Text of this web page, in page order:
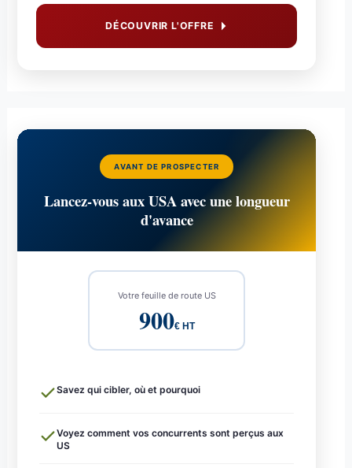
DÉCOUVRIR L'OFFRE
AVANT DE PROSPECTER
Lancez-vous aux USA avec une longueur
d'avance
Votre feuille de route US
900€ HT
Savez qui cibler, où et pourquoi
Voyez comment vos concurrents sont perçus aux
US